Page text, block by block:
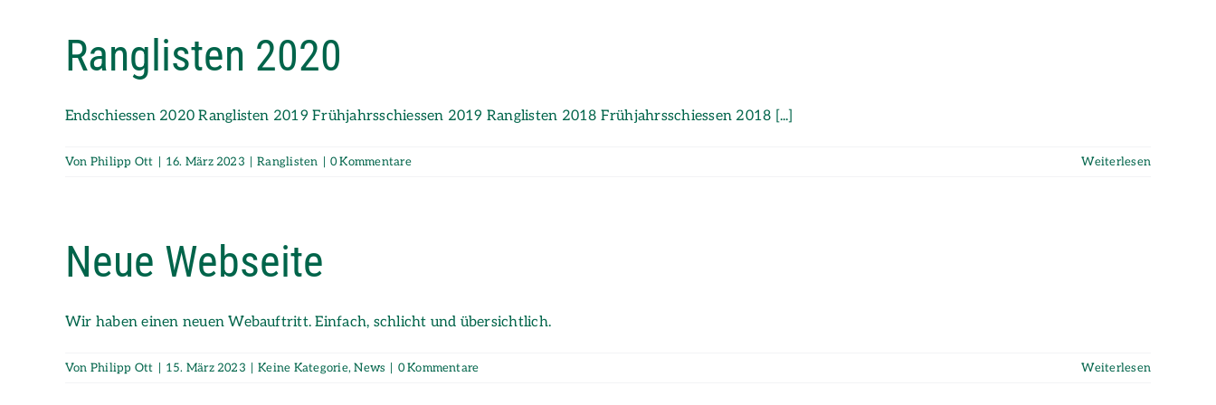
Ranglisten 2020
Endschiessen 2020 Ranglisten 2019 Frühjahrsschiessen 2019 Ranglisten 2018 Frühjahrsschiessen 2018 [...]
Von Philipp Ott 16. März 2023 Ranglisten 0 Kommentare Weiterlesen
Neue Webseite
Wir haben einen neuen Webauftritt. Einfach, schlicht und übersichtlich.
Von Philipp Ott 15. März 2023 Keine Kategorie,News 0 Kommentare Weiterlesen